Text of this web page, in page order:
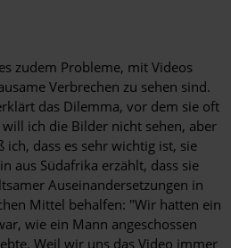
sprechen deshalb auch
von "Fake News". Begriffe
um denen entgegenzutreten, die
Organisationen
ist den Nutzern von Facebook,
Medien gar nicht bewusst,
Umso wichtiger ist die
digitalen Raum weiter rasant
Beispiel längst möglich, in
Regeln zu beachten.
halten.Forschungen
Videos viel belastender
aufgrund von Qualen
oder andere Geräusche, die
zu hören sind. Man
Betrachten von potenziell
belastendem
ob der Ton wirklich
zudem Probleme, mit Videos
Verbrechen zu sehen sind.
das Dilemma, vor dem sie oft
ich die Bilder nicht sehen, aber
ich, dass es sehr wichtig ist, sie
aus Südafrika erzählt, dass sie
Auseinandersetzungen in
Mittel behalfen: "Wir hatten ein
wie ein Mann angeschossen
Weil wir uns das Video immer